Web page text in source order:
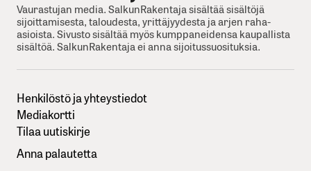
Vaurastujan media. SalkunRakentaja sisältää sisältöjä
sijoittamisesta, taloudesta, yrittäjyydesta ja arjen raha-
asioista. Sivusto sisältää myös kumppaneidensa kaupallista
sisältöä. SalkunRakentaja ei anna sijoitussuosituksia.
Henkilöstö ja yhteystiedot
Mediakortti
Tilaa uutiskirje
Anna palautetta